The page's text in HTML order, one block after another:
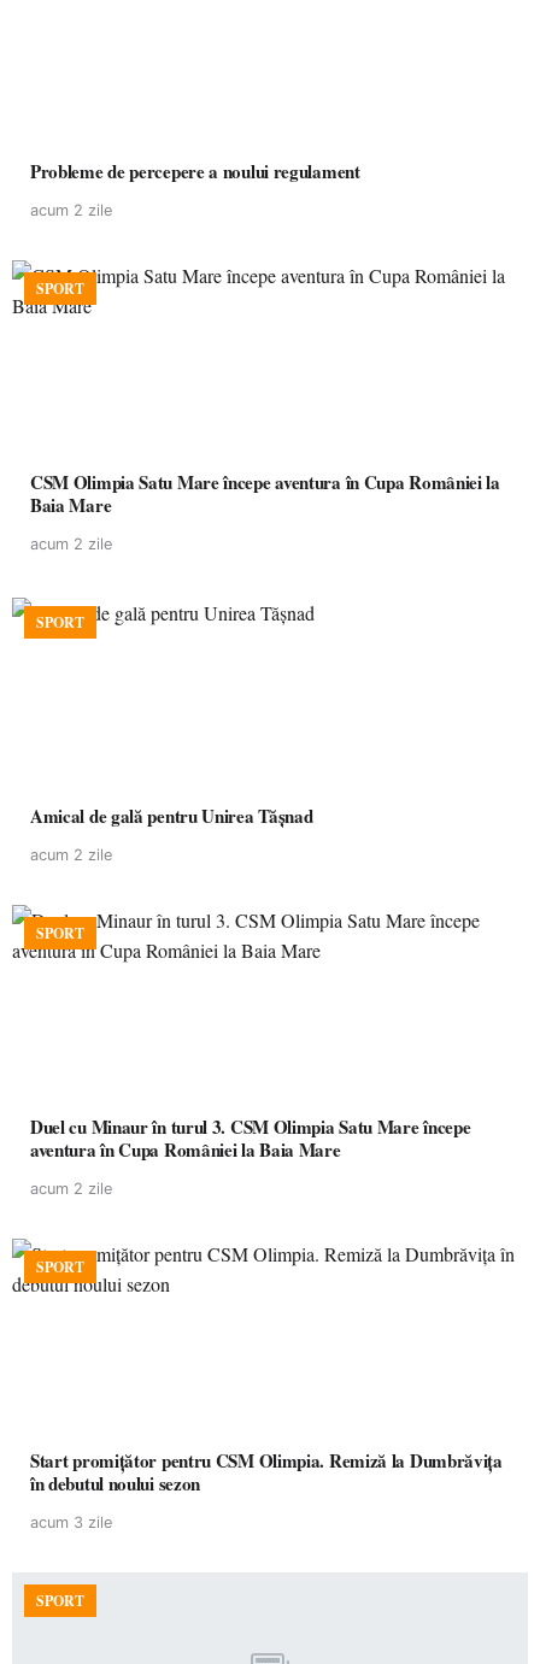
Probleme de percepere a noului regulament
acum 2 zile
SPORT
CSM Olimpia Satu Mare începe aventura în Cupa României la
Baia Mare
acum 2 zile
SPORT
Amical de gală pentru Unirea Tășnad
acum 2 zile
SPORT
Duel cu Minaur în turul 3. CSM Olimpia Satu Mare începe
aventura în Cupa României la Baia Mare
acum 2 zile
SPORT
Start promițător pentru CSM Olimpia. Remiză la Dumbrăvița
în debutul noului sezon
acum 3 zile
SPORT